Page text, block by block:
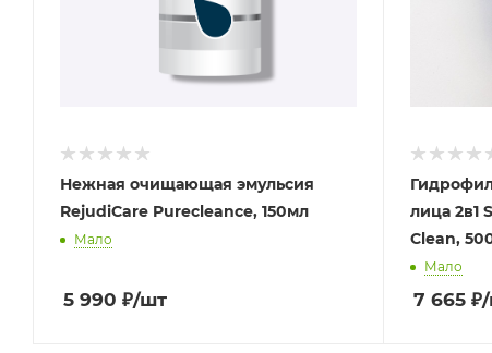
Нежная очищающая эмульсия
RejudiCare Purecleance, 150мл
Мало
5 990 ₽/шт
лица 2в1
Clean,
Мало
7 665₽